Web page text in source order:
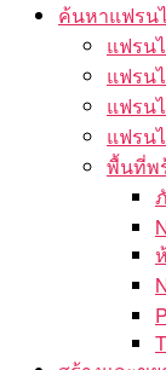
ค้นหาแฟรน
แฟรน
แฟรน
แฟรน
แฟรน
พื้นที่พ